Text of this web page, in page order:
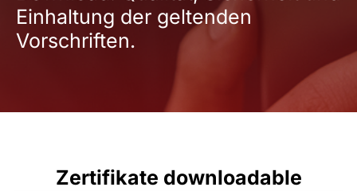
Einhaltung der geltenden
Vorschriften.
Zertifikate downloadable